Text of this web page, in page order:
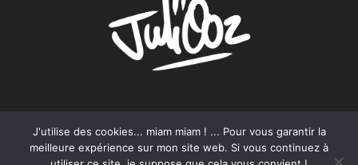
Mentions Légales – juliooz.com
Conditions Générales de Vente
Politique de confidentialité
J'utilise des cookies... miam miam ! ... Pour vous garantir la
meilleure expérience sur mon site web. Si vous continuez à